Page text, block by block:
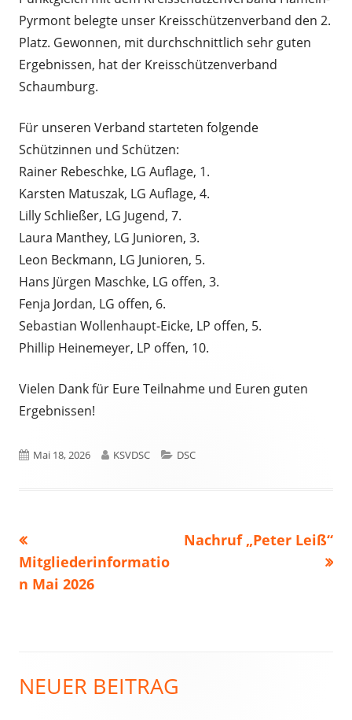
Pyrmont belegte unser Kreisschützenverband den 2.
Platz. Gewonnen, mit durchschnittlich sehr guten
Ergebnissen, hat der Kreisschützenverband
Schaumburg.
Für unseren Verband starteten folgende
Schützinnen und Schützen:
Rainer Rebeschke, LG Auflage, 1.
Karsten Matuszak, LG Auflage, 4.
Lilly Schließer, LG Jugend, 7.
Laura Manthey, LG Junioren, 3.
Leon Beckmann, LG Junioren, 5.
Hans Jürgen Maschke, LG offen, 3.
Fenja Jordan, LG offen, 6.
Sebastian Wollenhaupt-Eicke, LP offen, 5.
Phillip Heinemeyer, LP offen, 10.
Vielen Dank für Eure Teilnahme und Euren guten
Ergebnissen!
Veröffentlicht
Mai 18, 2026 Autor
KSVDSC Kategorien
DSC
Beitragsnavigation
Beitrag:
Mitgliederinformatio
n Mai 2026
Nächster
Nachruf „Peter Leiß“
Haupt-
NEUER BEITRAG